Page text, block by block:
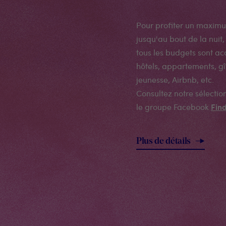
Pour profiter un
jusqu'au bout de la
tous les budgets sont
hôtels, appartements,
jeunesse, Airbnb, etc.
Consultez notre
le groupe Facebook
Plus de détails